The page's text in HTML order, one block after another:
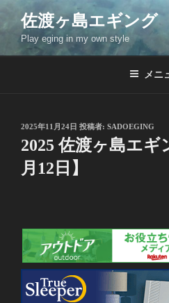
コ
ン
ン
佐渡ヶ島エギング
Play eging in my own style
メニ
投
稿
日:
2025年11月24日 投稿者: SADOEGING
2025 佐渡ヶ島エギ
月12日】